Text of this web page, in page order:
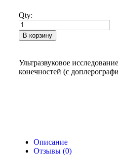
Qty:
В корзину
Ультразвуковое
конечностей (с
Описание
Отзывы (0)